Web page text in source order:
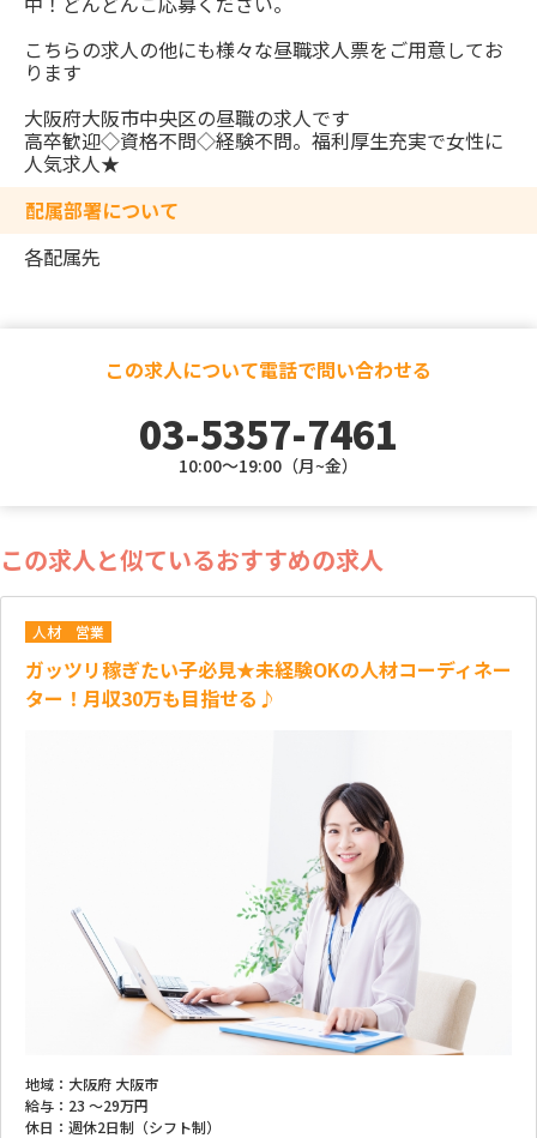
こちらの求人の他にも様々な昼職求人票をご用意してお
ります
大阪府大阪市中央区の昼職の求人です
高卒歓迎◇資格不問◇経験不問。福利厚生充実で女性に
人気求人★
配属部署について
各配属先
この求人について電話で問い合わせる
03-5357-7461
10:00～19:00（月~金）
この求人と似ているおすすめの求人
人材 営業
ガッツリ稼ぎたい子必見★未経験OKの人材コーディネー
ター！月収30万も目指せる♪
地域： 大阪府 大阪市
給与： 23 ～29万円
休日： 週休2日制（シフト制）